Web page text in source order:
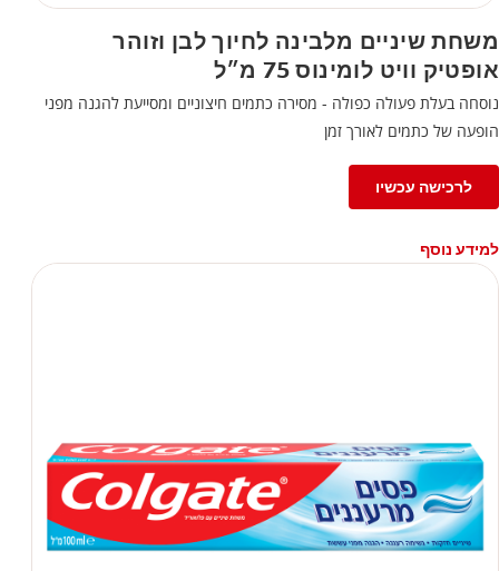
משחת שיניים מלבינה לחיוך לבן וזוהר
אופטיק וויט לומינוס 75 מ״ל
נוסחה בעלת פעולה כפולה - מסירה כתמים חיצוניים ומסייעת להגנה מפני
הופעה של כתמים לאורך זמן
לרכישה עכשיו
למידע נוסף